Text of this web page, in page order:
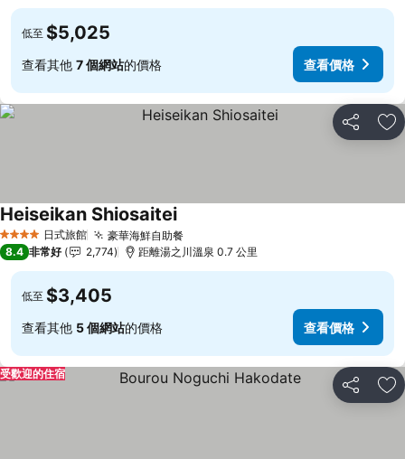
低至 $5,025
查看其他 7 個網站的價格 查看價格
分享 加
4 星級 日式旅館 豪華海鮮自助餐
Heiseikan Shiosaitei
8.4 非常好 2,774 距離湯之川溫泉 0.7 公里
低至 $3,405
查看其他 5 個網站的價格 查看價格
分享 加
受歡迎的住宿